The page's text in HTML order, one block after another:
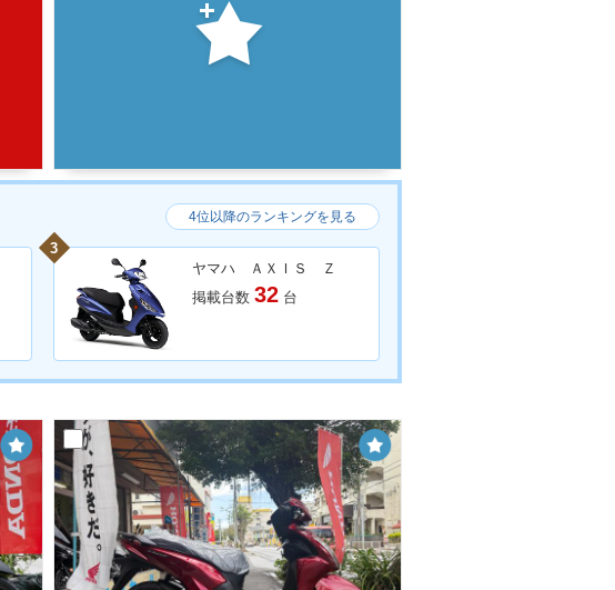
3
ヤマハ ＡＸＩＳ Ｚ
掲載台数 32 台
4位以降のランキングを見る